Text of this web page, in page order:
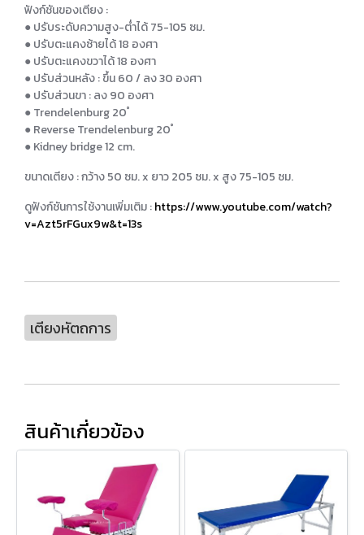
ฟังก์ชันของเตียง :
● ปรับระดับความสูง-ต่ำได้ 75-105 ซม.
● ปรับตะแคงซ้ายได้ 18 องศา
● ปรับตะแคงขวาได้ 18 องศา
● ปรับส่วนหลัง : ขึ้น 60 / ลง 30 องศา
● ปรับส่วนขา : ลง 90 องศา
● Trendelenburg 20 ํ
● Reverse Trendelenburg 20 ํ
● Kidney bridge 12 cm.
ขนาดเตียง : กว้าง 50 ซม. x ยาว 205 ซม. x สูง 75-105 ซม.
ดูฟังก์ชันการใช้งานเพิ่มเติม :https://www.youtube.com/watch?
v=Azt5rFGux9w&t=13s
เตียงหัตถการ
สินค้าเกี่ยวข้อง